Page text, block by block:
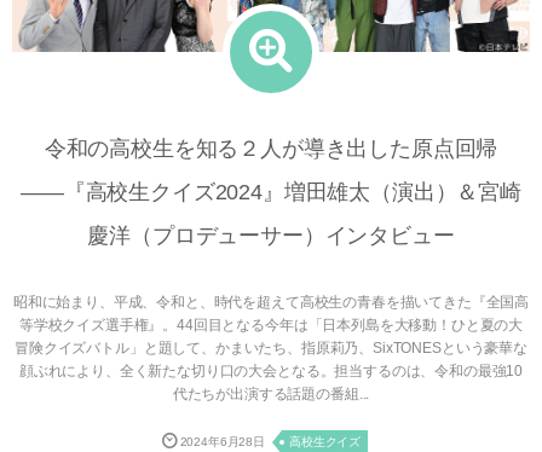
令和の高校生を知る２人が導き出した原点回帰
――『高校生クイズ2024』増田雄太（演出）＆宮崎
慶洋（プロデューサー）インタビュー
昭和に始まり、平成、令和と、時代を超えて高校生の青春を描いてきた『全国高
等学校クイズ選手権』。44回目となる今年は「日本列島を大移動！ひと夏の大
冒険クイズバトル」と題して、かまいたち、指原莉乃、SixTONESという豪華な
顔ぶれにより、全く新たな切り口の大会となる。担当するのは、令和の最強10
代たちが出演する話題の番組...
2024年6月28日 高校生クイズ